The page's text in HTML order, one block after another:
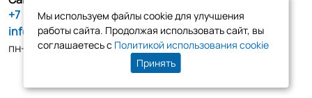
+7 (800) 555-86-90
info@tk-elko.ru
пн-пт, 10:00 - 18:00
Мы используем файлы cookie для улучшения
работы сайта. Продолжая использовать сайт, вы
соглашаетесь с Политикой использования cookie
Принять